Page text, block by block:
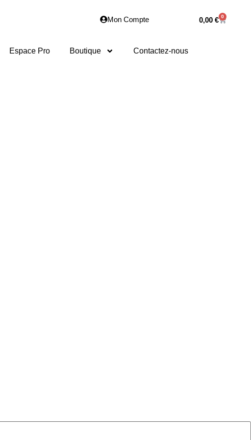
Mon Compte 0,00 € 0
Espace Pro Boutique Contactez-nous